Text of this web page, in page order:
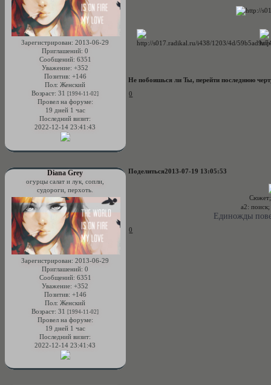
Зарегистрирован: 2013-06-29
Приглашений: 0
Сообщений: 6351
Уважение: +352
Позитив: +146
Пол: Женский
Возраст: 31[1994-11-02]
Провел на форуме:
19 дней 1 час
Последний визит:
2022-12-14 23:41:43
Не побоишься ли Ты, перейти последнюю
0
Поделиться2013-07-19 13:05:53
Diana Grey
огурцы салат и лук, сопли,
судороги, перхоть.
Зарегистрирован: 2013-06-29
Приглашений: 0
Сообщений: 6351
Уважение: +352
Позитив: +146
Пол: Женский
Возраст: 31[1994-11-02]
Провел на форуме:
19 дней 1 час
Последний визит:
2022-12-14 23:41:43
Сюжет;
а2: поиск;
Единожды
0